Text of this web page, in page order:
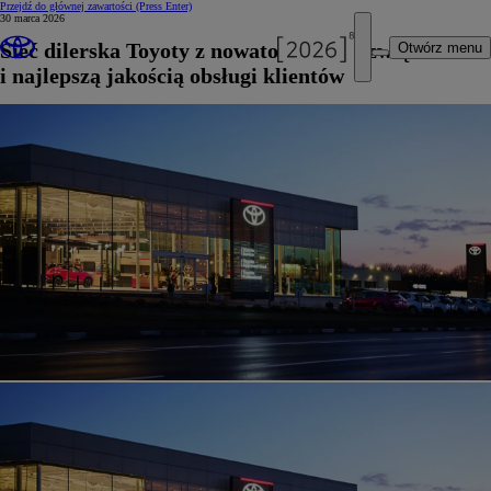
Przejdź do głównej zawartości (Press Enter)
Otwórz menu
30 marca 2026
Sieć dilerska Toyoty z nowatorskimi rozwiązaniami
i najlepszą jakością obsługi klientów